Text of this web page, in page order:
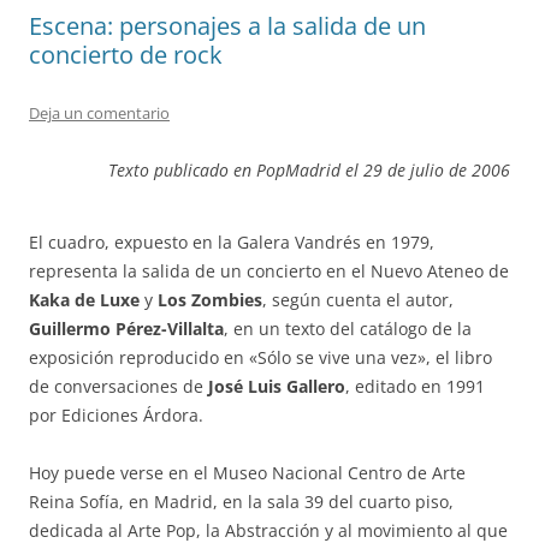
Escena: personajes a la salida de un
concierto de rock
Deja un comentario
Texto publicado en PopMadrid el 29 de julio de 2006
El cuadro, expuesto en la Galera Vandrés en 1979,
representa la salida de un concierto en el Nuevo Ateneo de
Kaka de Luxe y Los Zombies, según cuenta el autor,
Guillermo Pérez-Villalta, en un texto del catálogo de la
exposición reproducido en «Sólo se vive una vez», el libro
de conversaciones de José Luis Gallero, editado en 1991
por Ediciones Árdora.
Hoy puede verse en el Museo Nacional Centro de Arte
Reina Sofía, en Madrid, en la sala 39 del cuarto piso,
dedicada al Arte Pop, la Abstracción y al movimiento al que